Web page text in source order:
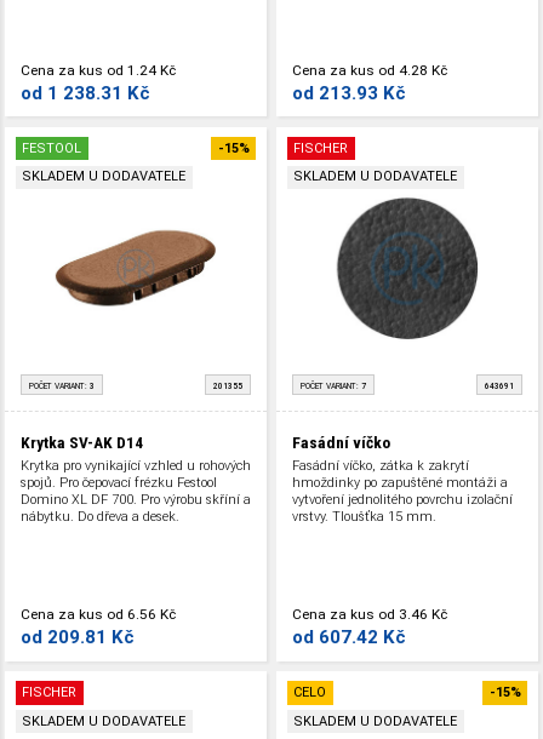
Cena za kus od 1.24 Kč
od 1 238.31 Kč
Cena za kus od 4.28 Kč
od 213.93 Kč
FESTOOL
SKLADEM U DODAVATELE
-15%
POČET VARIANT: 3 201355
Krytka SV-AK D14
Krytka pro vynikající vzhled u rohových
spojů. Pro čepovací frézku Festool
Domino XL DF 700. Pro výrobu skříní a
nábytku. Do dřeva a desek.
Cena za kus od 6.56 Kč
od 209.81 Kč
FISCHER
SKLADEM U DODAVATELE
POČET VARIANT: 7 643691
Fasádní víčko
Fasádní víčko, zátka k zakrytí
hmoždinky po zapuštěné montáži a
vytvoření jednolitého povrchu izolační
vrstvy. Tloušťka 15 mm.
Cena za kus od 3.46 Kč
od 607.42 Kč
FISCHER
SKLADEM U DODAVATELE
CELO
SKLADEM U DODAVATELE
-15%